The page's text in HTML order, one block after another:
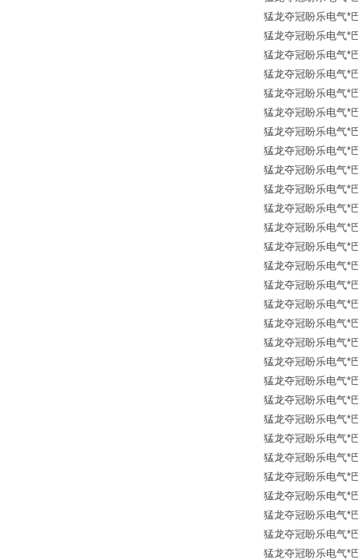
猛龙夺冠盼乐电气*
猛龙夺冠盼乐电气*
猛龙夺冠盼乐电气*
猛龙夺冠盼乐电气*
猛龙夺冠盼乐电气*
猛龙夺冠盼乐电气*
猛龙夺冠盼乐电气*
猛龙夺冠盼乐电气*
猛龙夺冠盼乐电气*
猛龙夺冠盼乐电气*
猛龙夺冠盼乐电气*
猛龙夺冠盼乐电气*
猛龙夺冠盼乐电气*
猛龙夺冠盼乐电气*
猛龙夺冠盼乐电气*
猛龙夺冠盼乐电气*
猛龙夺冠盼乐电气*
猛龙夺冠盼乐电气*
猛龙夺冠盼乐电气*
猛龙夺冠盼乐电气*
猛龙夺冠盼乐电气*
猛龙夺冠盼乐电气*
猛龙夺冠盼乐电气*
猛龙夺冠盼乐电气*
猛龙夺冠盼乐电气*
猛龙夺冠盼乐电气*
猛龙夺冠盼乐电气*
猛龙夺冠盼乐电气*
猛龙夺冠盼乐电气*